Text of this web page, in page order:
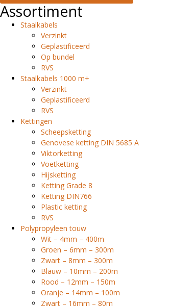
Assortiment
Staalkabels
Verzinkt
Geplastificeerd
Op bundel
RVS
Staalkabels 1000 m+
Verzinkt
Geplastificeerd
RVS
Kettingen
Scheepsketting
Genovese ketting DIN 5685 A
Viktorketting
Voetketting
Hijsketting
Ketting Grade 8
Ketting DIN766
Plastic ketting
RVS
Polypropyleen touw
Wit – 4mm – 400m
Groen – 6mm – 300m
Zwart – 8mm – 300m
Blauw – 10mm – 200m
Rood – 12mm – 150m
Oranje – 14mm – 100m
Zwart – 16mm – 80m